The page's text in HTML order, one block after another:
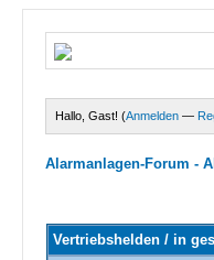
Hallo, Gast! (Anmelden —
Alarmanlagen-Forum -
Vertriebshelden / in